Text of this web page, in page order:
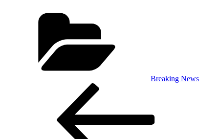
Breaking News